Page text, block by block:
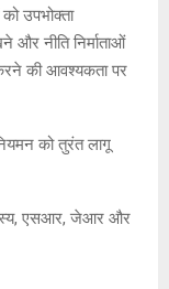
उपभोक्ता
और नीति निर्माताओं
की आवश्यकता पर
को तुरंत लागू
एसआर, जेआर और